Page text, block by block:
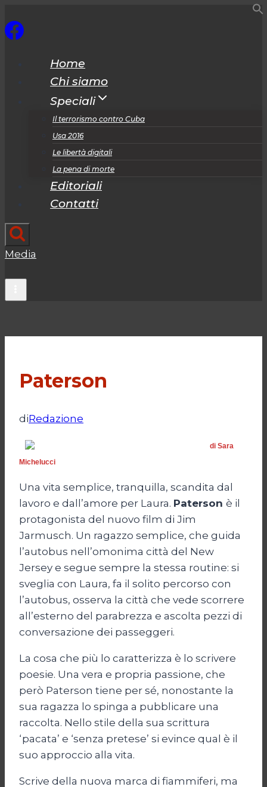
al
Home
Chi siamo
Speciali
Il terrorismo contro Cuba
Usa 2016
Le libertà digitali
La pena di morte
Editoriali
Contatti
Media
Paterson
diRedazione
di Sara
Michelucci
Una vita semplice, tranquilla, scandita dal
lavoro e dall’amore per Laura. Paterson è il
protagonista del nuovo film di Jim
Jarmusch. Un ragazzo semplice, che guida
l’autobus nell’omonima città del New
Jersey e segue sempre la stessa routine: si
sveglia con Laura, fa il solito percorso con
l’autobus, osserva la città che vede scorrere
all’esterno del parabrezza e ascolta pezzi di
conversazione dei passeggeri.
La cosa che più lo caratterizza è lo scrivere
poesie. Una vera e propria passione, che
però Paterson tiene per sé, nonostante la
sua ragazza lo spinga a pubblicare una
raccolta. Nello stile della sua scrittura
‘pacata’ e ‘senza pretese’ si evince qual è il
suo approccio alla vita.
Scrive della nuova marca di fiammiferi, ma